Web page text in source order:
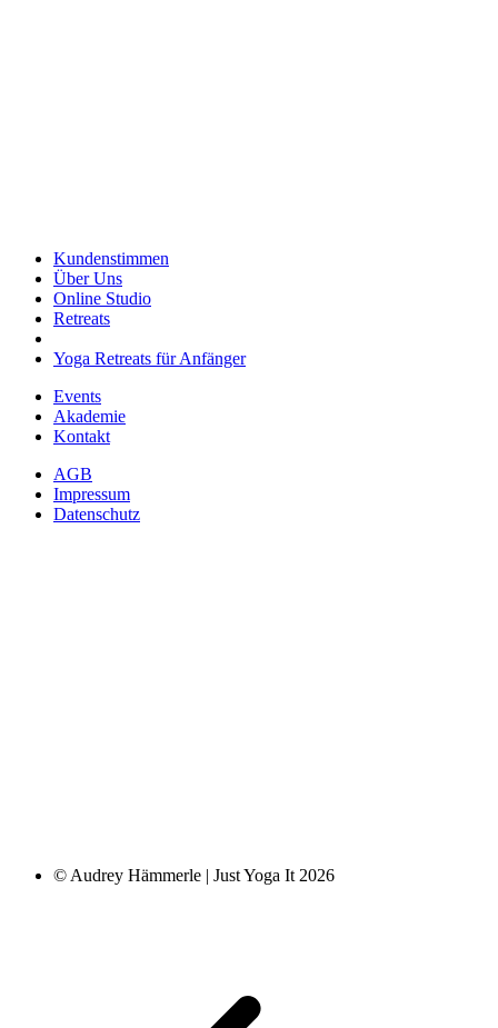
Kundenstimmen
Über Uns
Online Studio
Retreats
Yoga Retreats für Anfänger
Events
Akademie
Kontakt
AGB
Impressum
Datenschutz
© Audrey Hämmerle | Just Yoga It 2026